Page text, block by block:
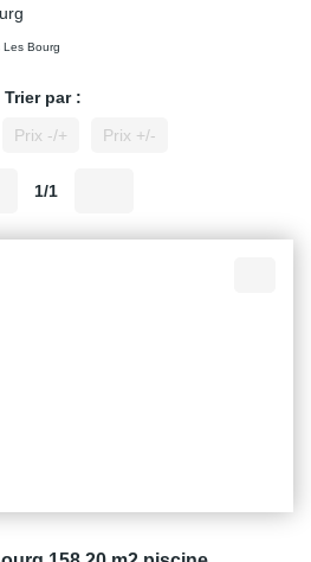
Les Bourg
Trier par :
Prix -/+ Prix +/-
1/1